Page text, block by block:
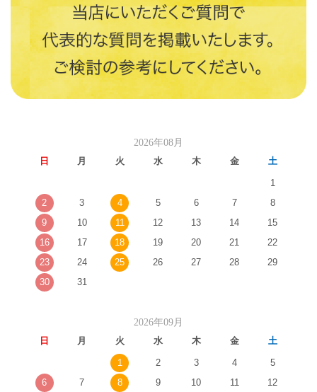
2026年08月
日
月 火 水 木 金 土
1
2
3 4 5 6 7
8
9
10 11 12 13 14
15
16
17 18 19 20 21
22
23
24 25 26 27 28
29
30
31
2026年09月
日
月 火 水 木 金 土
1 2 3 4
5
6
7 8 9 10 11
12